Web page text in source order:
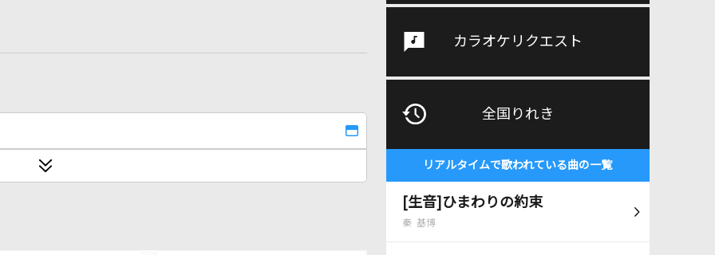
カラオケリクエスト
全国りれき
リアルタイムで歌われている曲の一覧
[生音]ひまわりの約束
秦 基博